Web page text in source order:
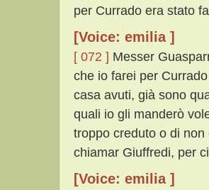
per Currado era stato
[Voice: emilia ]
[ 072 ] Messer
che io farei per
casa avuti, già sono
quali io gli manderò
troppo creduto o di
chiamar Giuffredi, per
[Voice: emilia ]